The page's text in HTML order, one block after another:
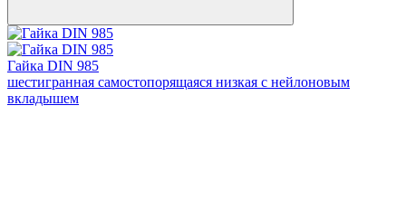
Гайка DIN 985
шестигранная самостопорящаяся низкая с нейлоновым
вкладышем